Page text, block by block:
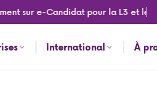
sur e-Candidat pour la L3 et le
International À